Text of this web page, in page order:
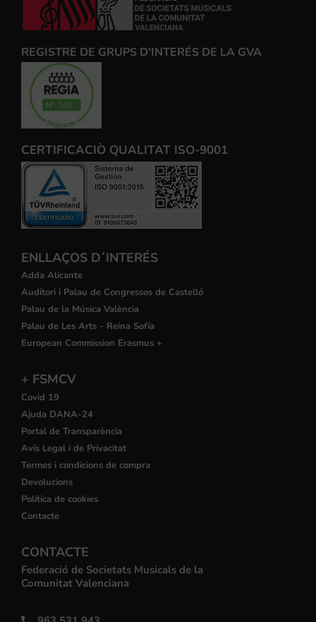
REGISTRE DE GRUPS D'INTERÉS DE LA GVA
CERTIFICACIÒ QUALITAT ISO-9001
ENLLAÇOS D´INTERÉS
Adda Alicante
Auditori i Palau de Congressos de Castelló
Palau de la Música València
Palau de Les Arts - Reina Sofía
European Commission Erasmus +
+ FSMCV
Covid 19
Ajuda DANA-24
Portal de Transparència
Avís Legal i de Privacitat
Termes i condicions de compra
Devolucions
Política de cookies
Contacte
CONTACTE
Federació de Societats Musicals de la
Comunitat Valenciana